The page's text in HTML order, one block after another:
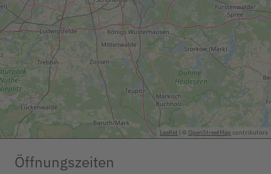
Leaflet | © OpenStreetMap contributors
Öffnungszeiten